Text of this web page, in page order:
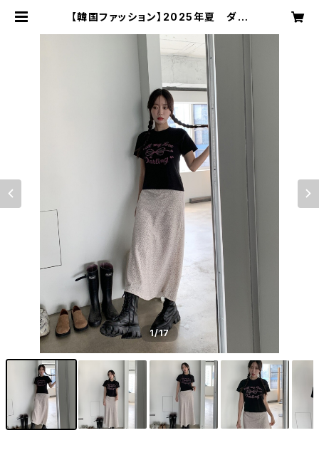
【韓国ファッション】2025年夏 ダン
トップス/レディース | プチプラインポ
ートレディースファッション小物通販
Dream You
1/17